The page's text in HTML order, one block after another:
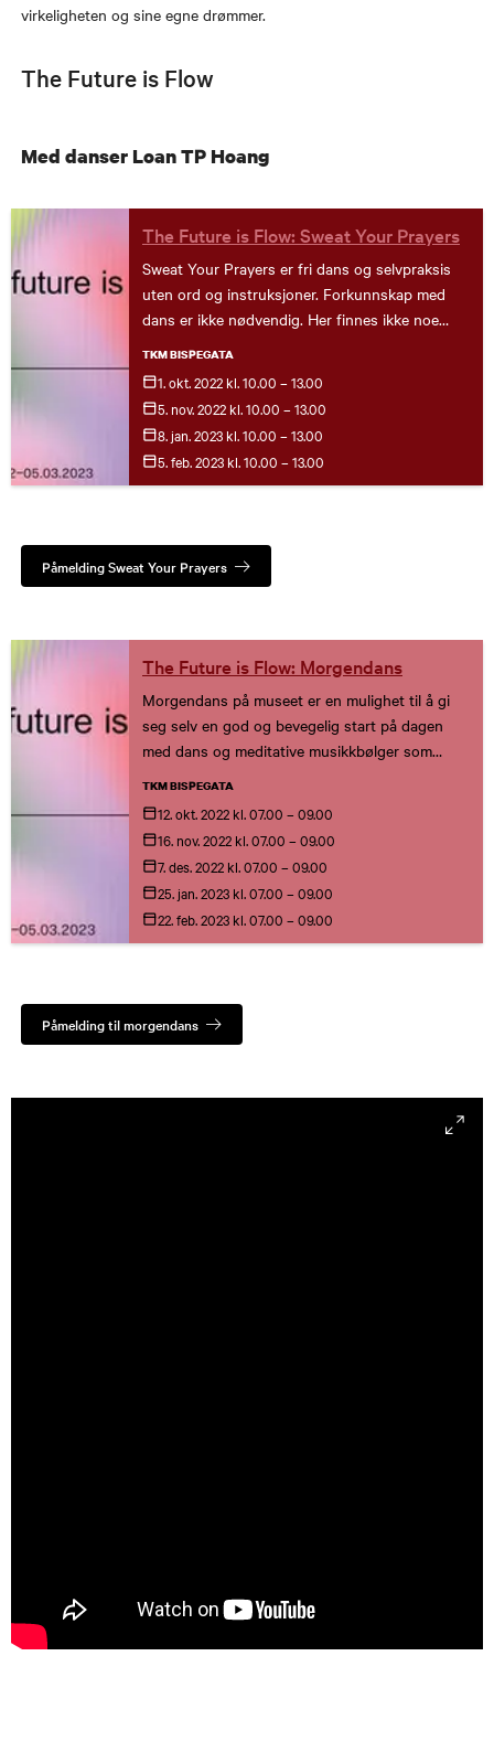
virkeligheten og sine egne drømmer.
The Future is Flow
Med danser Loan TP Hoang
The Future is Flow: Sweat Your Prayers
Sweat Your Prayers er fri dans og selvpraksis
uten ord og instruksjoner. Forkunnskap med
dans er ikke nødvendig. Her finnes ikke noe
eller en idé, en betraktning eller en konklusjon.
Loan TP Hoan introduserer oss for en
erfaringsbasert dansepraksis hvor vi møter oss
selv og andre mennesker gjennom
mye ut av å delta under hele økten.
TKM BISPEGATA
1. okt. 2022 kl. 10.00 – 13.00
5. nov. 2022 kl. 10.00 – 13.00
8. jan. 2023 kl. 10.00 – 13.00
5. feb. 2023 kl. 10.00 – 13.00
Påmelding Sweat Your Prayers
The Future is Flow: Morgendans
Morgendans på museet er en mulighet til å gi
seg selv en god og bevegelig start på dagen
med dans og meditative musikkbølger som
Dansen har utallige former og forbindelser som
er i kontinuerlig forandring og fornyelse. Det er
en livgivende praksis som aldri slutter, men som
alltid er ny og nærende
TKM BISPEGATA
12. okt.2022 kl. 07.00 – 09.00
16. nov.2022 kl. 07.00 – 09.00
7. des.2022 kl. 07.00 – 09.00
25. jan.2023 kl. 07.00 – 09.00
22. feb.2023 kl. 07.00 – 09.00
Påmelding til morgendans